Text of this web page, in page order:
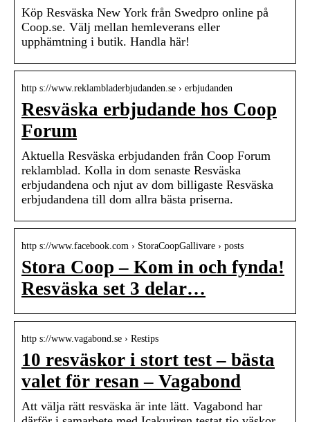
Köp Resväska New York från Swedpro online på
Coop.se. Välj mellan hemleverans eller
upphämtning i butik. Handla här!
http s://www.reklambladerbjudanden.se › erbjudanden
Resväska erbjudande hos Coop
Forum
Aktuella Resväska erbjudanden från Coop Forum
reklamblad. Kolla in dom senaste Resväska
erbjudandena och njut av dom billigaste Resväska
erbjudandena till dom allra bästa priserna.
http s://www.facebook.com › StoraCoopGallivare › posts
Stora Coop – Kom in och fynda!
Resväska set 3 delar…
http s://www.vagabond.se › Restips
10 resväskor i stort test – bästa
valet för resan – Vagabond
Att välja rätt resväska är inte lätt. Vagabond har